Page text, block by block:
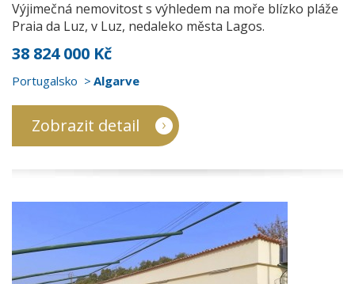
Výjimečná nemovitost s výhledem na moře blízko pláže
Praia da Luz, v Luz, nedaleko města Lagos.
38 824 000 Kč
Portugalsko Algarve
Zobrazit detail